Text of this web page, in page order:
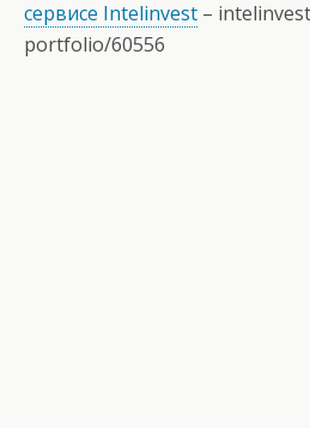
сервисе Intelinvest –
portfolio/60556